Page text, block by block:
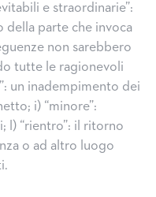
e straordinarie”:
della parte che invoca
non sarebbero
tutte le ragionevoli
un inadempimento dei
i) “minore”:
l) “rientro”: il ritorno
o ad altro luogo